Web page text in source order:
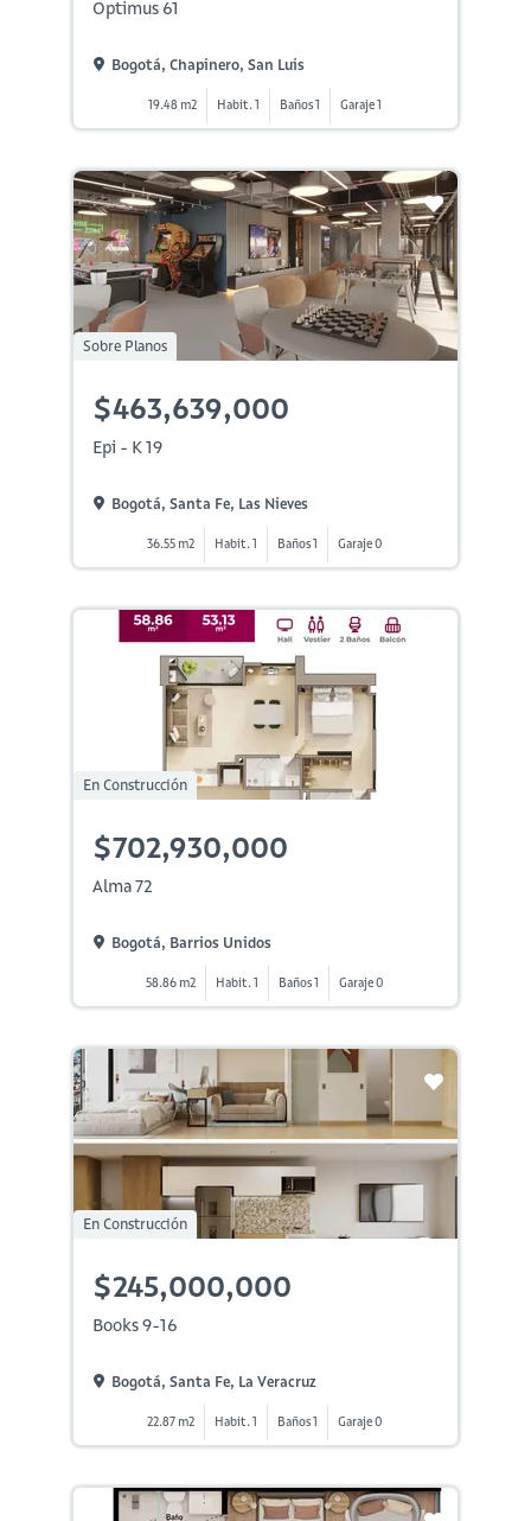
Optimus 61
Bogotá, Chapinero, San Luis
19.48 m2 Habit. 1 Baños 1 Garaje 1
Sobre Planos
$463,639,000
Epi - K 19
Bogotá, Santa Fe, Las Nieves
36.55 m2 Habit. 1 Baños 1 Garaje 0
En Construcción
$702,930,000
Alma 72
Bogotá, Barrios Unidos
58.86 m2 Habit. 1 Baños 1 Garaje 0
En Construcción
$245,000,000
Books 9-16
Bogotá, Santa Fe, La Veracruz
22.87 m2 Habit. 1 Baños 1 Garaje 0